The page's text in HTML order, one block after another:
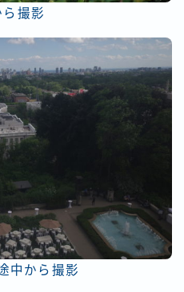
撮影
中から撮影